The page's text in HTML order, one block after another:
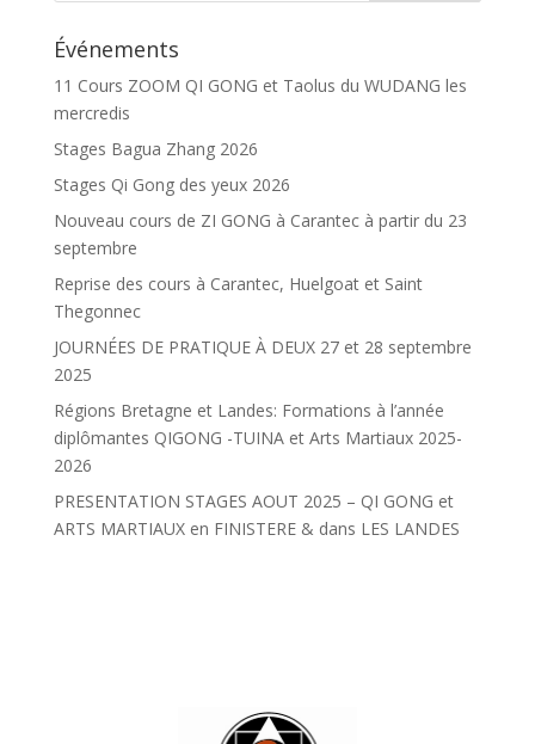
Événements
11 Cours ZOOM QI GONG et Taolus du WUDANG les
mercredis
Stages Bagua Zhang 2026
Stages Qi Gong des yeux 2026
Nouveau cours de ZI GONG à Carantec à partir du 23
septembre
Reprise des cours à Carantec, Huelgoat et Saint
Thegonnec
JOURNÉES DE PRATIQUE À DEUX 27 et 28 septembre
2025
Régions Bretagne et Landes: Formations à l’année
diplômantes QIGONG -TUINA et Arts Martiaux 2025-
2026
PRESENTATION STAGES AOUT 2025 – QI GONG et
ARTS MARTIAUX en FINISTERE & dans LES LANDES